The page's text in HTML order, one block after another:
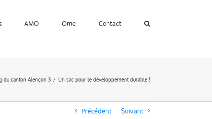
AMO Orne Contact
du canton Alençon 3 Un sac pour le développement durable !
Précédent Suivant